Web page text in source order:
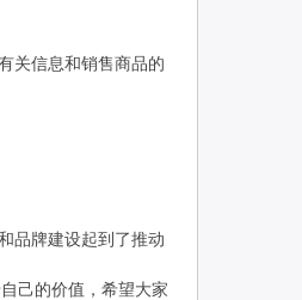
关信息和销售商品的
品牌建设起到了推动
己的价值，希望大家